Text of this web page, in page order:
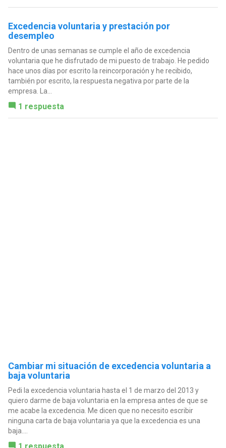
Excedencia voluntaria y prestación por
desempleo
Dentro de unas semanas se cumple el año de excedencia
voluntaria que he disfrutado de mi puesto de trabajo. He pedido
hace unos días por escrito la reincorporación y he recibido,
también por escrito, la respuesta negativa por parte de la
empresa. La...
1 respuesta
Cambiar mi situación de excedencia voluntaria a
baja voluntaria
Pedi la excedencia voluntaria hasta el 1 de marzo del 2013 y
quiero darme de baja voluntaria en la empresa antes de que se
me acabe la excedencia. Me dicen que no necesito escribir
ninguna carta de baja voluntaria ya que la excedencia es una
baja....
1 respuesta